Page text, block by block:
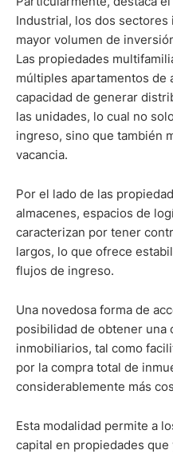
Industrial, los dos
mayor volumen de
Las propiedades
múltiples apartamentos de
capacidad de generar
las unidades, lo cual no
ingreso, sino que también
vacancia.
Por el lado de las
almacenes, espacios de
caracterizan por tener
largos, lo que ofrece
flujos de ingreso.
Una novedosa forma de
posibilidad de obtener una
inmobiliarios, tal como
por la compra total de
considerablemente más
Esta modalidad permite a
capital en propiedades